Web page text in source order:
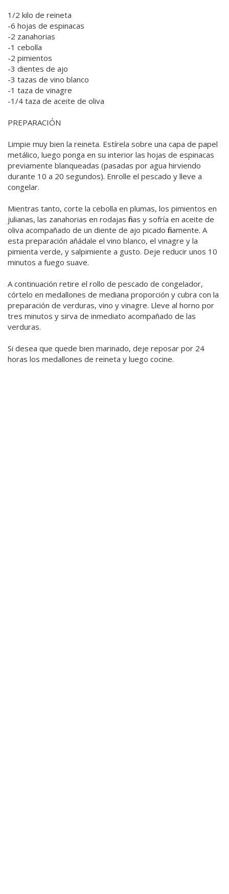
1/2 kilo de reineta
-6 hojas de espinacas
-2 zanahorias
-1 cebolla
-2 pimientos
-3 dientes de ajo
-3 tazas de vino blanco
-1 taza de vinagre
-1/4 taza de aceite de oliva
PREPARACIÓN
Limpie muy bien la reineta. Estírela sobre una capa de papel
metálico, luego ponga en su interior las hojas de espinacas
previamente blanqueadas (pasadas por agua hirviendo
durante 10 a 20 segundos). Enrolle el pescado y lleve a
congelar.
Mientras tanto, corte la cebolla en plumas, los pimientos en
julianas, las zanahorias en rodajas finas y sofría en aceite de
oliva acompañado de un diente de ajo picado finamente. A
esta preparación añádale el vino blanco, el vinagre y la
pimienta verde, y salpimiente a gusto. Deje reducir unos 10
minutos a fuego suave.
A continuación retire el rollo de pescado de congelador,
córtelo en medallones de mediana proporción y cubra con la
preparación de verduras, vino y vinagre. Lleve al horno por
tres minutos y sirva de inmediato acompañado de las
verduras.
Si desea que quede bien marinado, deje reposar por 24
horas los medallones de reineta y luego cocine.